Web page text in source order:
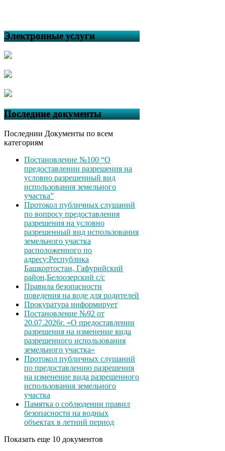
Электронные услуги
Последние документы
Последнии Документы по всем
категориям
Постановление №100 “О
предоставлении разрешения на
условно разрешенный вид
использования земельного
участка”
Протокол публичных слушаний
по вопросу предоставления
разрешения на условно
разрешенный вид использования
земельного участка
расположенного по
адресу:Республика
Башкортостан, Гафурийский
район,Белоозерский с/с
Правила безопасности
поведения на воде для родителей
Прокуратура информирует
Постановление №92 от
20.07.2026г. «О предоставлении
разрешения на изменение вида
разрешенного использования
земельного участка»
Протокол публичных слушаний
по предоставлению разрешения
на изменение вида разрешенного
использования земельного
участка
Памятка о соблюдении правил
безопасности на водных
объектах в летний период
Показать еще 10 документов